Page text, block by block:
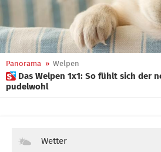
Panorama » Welpen
 Das Welpen 1x1: So fühlt sich der neue Hund bei Ihnen
pudelwohl
Wetter